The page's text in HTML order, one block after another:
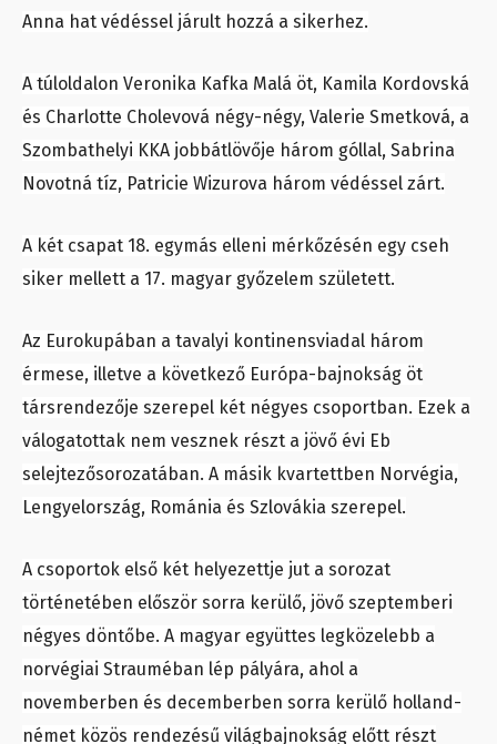
Anna hat védéssel járult hozzá a sikerhez.
A túloldalon Veronika Kafka Malá öt, Kamila Kordovská
és Charlotte Cholevová négy-négy, Valerie Smetková, a
Szombathelyi KKA jobbátlövője három góllal, Sabrina
Novotná tíz, Patricie Wizurova három védéssel zárt.
A két csapat 18. egymás elleni mérkőzésén egy cseh
siker mellett a 17. magyar győzelem született.
Az Eurokupában a tavalyi kontinensviadal három
érmese, illetve a következő Európa-bajnokság öt
társrendezője szerepel két négyes csoportban. Ezek a
válogatottak nem vesznek részt a jövő évi Eb
selejtezősorozatában. A másik kvartettben Norvégia,
Lengyelország, Románia és Szlovákia szerepel.
A csoportok első két helyezettje jut a sorozat
történetében először sorra kerülő, jövő szeptemberi
négyes döntőbe. A magyar együttes legközelebb a
norvégiai Strauméban lép pályára, ahol a
novemberben és decemberben sorra kerülő holland-
német közös rendezésű világbajnokság előtt részt